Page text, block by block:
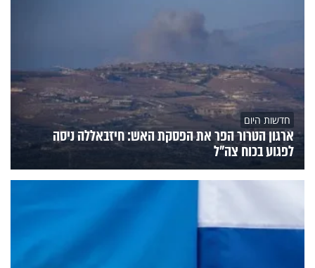
חדשות היום
ארגון הטרור הפר את הפסקת האש: חיזבאללה ניסה
לפגוע בכוח צה"ל